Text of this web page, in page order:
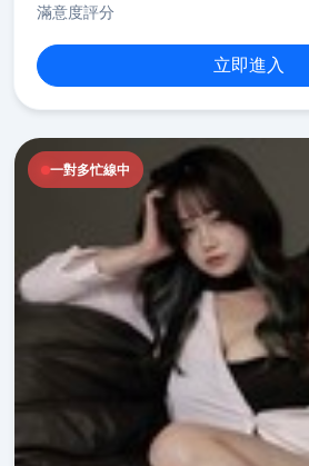
滿意度評分
立即進入
一對多忙線中